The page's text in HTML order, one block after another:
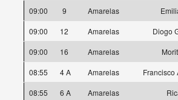
09:00
9 Amarelas
09:00
12 Amarelas
Diogo
09:00
16 Amarelas
08:55
4 A Amarelas
Francisco
08:55
6 A Amarelas